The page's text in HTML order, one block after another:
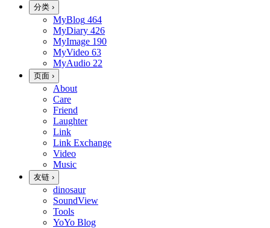
分类 ›
MyBlog 464
MyDiary 426
MyImage 190
MyVideo 63
MyAudio 22
页面 ›
About
Care
Friend
Laughter
Link
Link Exchange
Video
Music
友链 ›
dinosaur
SoundView
Tools
YoYo Blog